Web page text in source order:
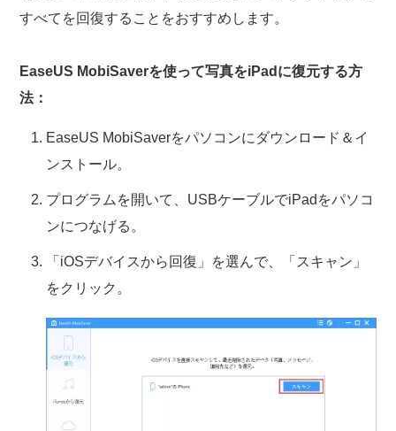
すべてを回復することをおすすめします。
EaseUS MobiSaverを使って写真をiPadに復元する方
法：
EaseUS MobiSaverをパソコンにダウンロード＆イ
ンストール。
プログラムを開いて、USBケーブルでiPadをパソコ
ンにつなげる。
「iOSデバイスから回復」を選んで、「スキャン」
をクリック。